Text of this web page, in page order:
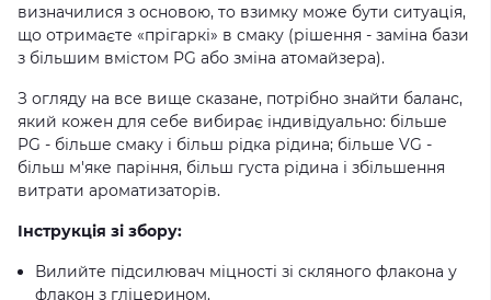
визначилися з основою, то взимку може бути ситуація,
що отримаєте «прігаркі» в смаку (рішення - заміна бази
з більшим вмістом PG або зміна атомайзера).
З огляду на все вище сказане, потрібно знайти баланс,
який кожен для себе вибирає індивідуально: більше
PG - більше смаку і більш рідка рідина; більше VG -
більш м'яке паріння, більш густа рідина і збільшення
витрати ароматизаторів.
Інструкція зі збору:
Вилийте підсилювач міцності зі скляного флакона у
флакон з гліцерином.